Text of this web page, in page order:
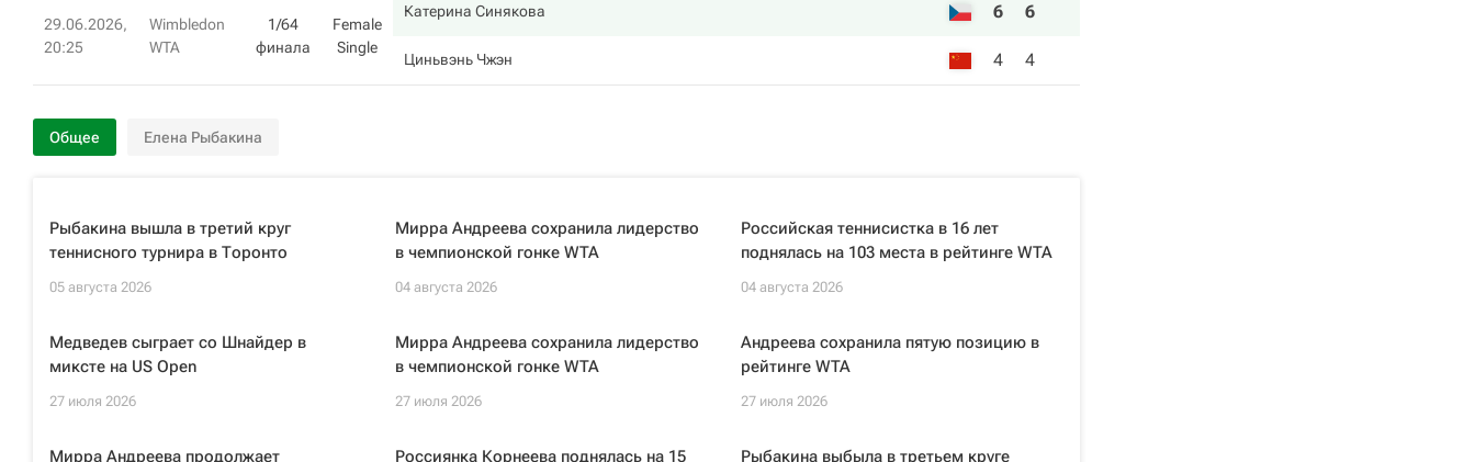
29.06.2026,
20:25
Wimbledon
WTA
1/64
финала
Female
Single
Катерина Синякова 6 6
Циньвэнь Чжэн 4 4
Общее Елена Рыбакина
Рыбакина вышла в третий круг
теннисного турнира в Торонто
05 августа 2026
Мирра Андреева сохранила лидерство
в чемпионской гонке WTA
04 августа 2026
Российская теннисистка в 16 лет
поднялась на 103 места в рейтинге WTA
04 августа 2026
Медведев сыграет со Шнайдер в
миксте на US Open
27 июля 2026
Мирра Андреева сохранила лидерство
в чемпионской гонке WTA
27 июля 2026
Андреева сохранила пятую позицию в
рейтинге WTA
27 июля 2026
Мирра Андреева продолжает
Россиянка Корнеева поднялась на 15
Рыбакина выбыла в третьем круге